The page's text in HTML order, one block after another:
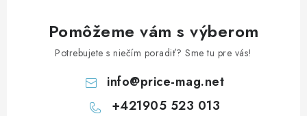
Pomôžeme vám s výberom
Potrebujete s niečím poradiť? Sme tu pre vás!
info@price-mag.net
+421905 523 013